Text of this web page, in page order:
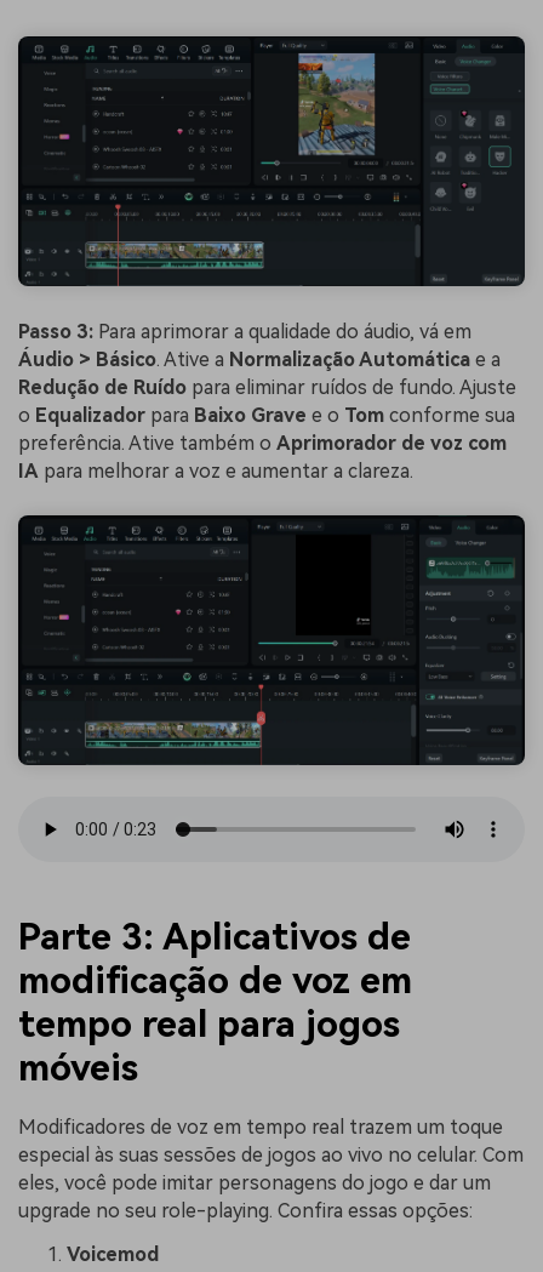
Passo 3: Para aprimorar a qualidade do áudio, vá em
Áudio > Básico. Ative a Normalização Automática e a
Redução de Ruído para eliminar ruídos de fundo. Ajuste
o Equalizador para Baixo Grave e o Tom conforme sua
preferência. Ative também o Aprimorador de voz com
IA para melhorar a voz e aumentar a clareza.
Parte 3: Aplicativos de
modificação de voz em
tempo real para jogos
móveis
Modificadores de voz em tempo real trazem um toque
especial às suas sessões de jogos ao vivo no celular. Com
eles, você pode imitar personagens do jogo e dar um
upgrade no seu role-playing. Confira essas opções:
Voicemod